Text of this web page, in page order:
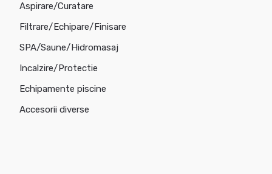
Aspirare/Curatare
Filtrare/Echipare/Finisare
SPA/Saune/Hidromasaj
Incalzire/Protectie
Echipamente piscine
Accesorii diverse